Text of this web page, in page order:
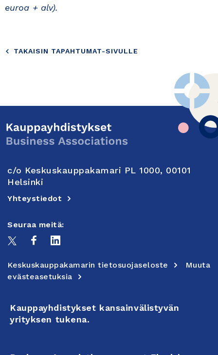
euroa + alv).
TAKAISIN TAPAHTUMAT-SIVULLE
c/o Keskuskauppakamari PL 1000, 00101
Helsinki
Yhteystiedot
Seuraa meitä:
Keskuskauppakamarin tietosuojaseloste
Muuta
evästeasetuksia
Kauppayhdistykset kansainvälistyvän
yrityksen tukena.